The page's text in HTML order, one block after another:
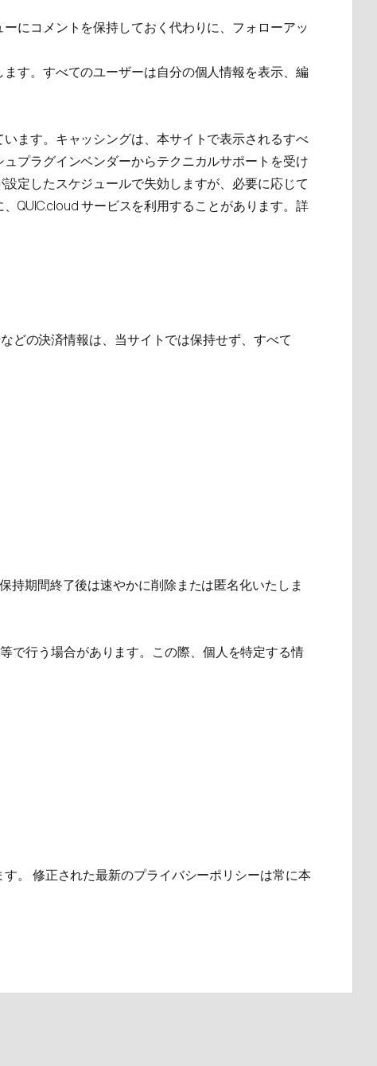
にコメントを保持しておく代わりに、フォローアッ
す。すべてのユーザーは自分の個人情報を表示、編
ます。キャッシングは、本サイトで表示されるすべ
プラグインベンダーからテクニカルサポートを受け
定したスケジュールで失効しますが、必要に応じて
QUIC.cloud サービスを利用することがあります。詳
どの決済情報は、当サイトでは保持せず、すべて
期間終了後は速やかに削除または匿名化いたしま
で行う場合があります。この際、個人を特定する情
。 修正された最新のプライバシーポリシーは常に本